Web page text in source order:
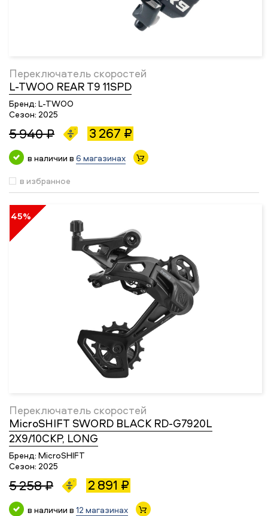
Переключатель скоростей
L-TWOO REAR T9 11SPD
Бренд: L-TWOO
Сезон: 2025
5 940 ₽ 3 267 ₽
в наличии в 6 магазинах
в избранное
45%
Переключатель скоростей
MicroSHIFT SWORD BLACK RD-G7920L
2X9/10СКР, LONG
Бренд: MicroSHIFT
Сезон: 2025
5 258 ₽ 2 891 ₽
в наличии в 12 магазинах